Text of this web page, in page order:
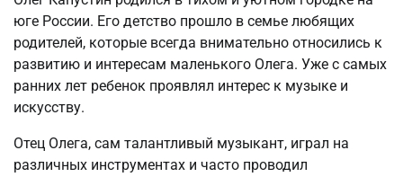
юге России. Его детство прошло в семье любящих
родителей, которые всегда внимательно относились к
развитию и интересам маленького Олега. Уже с самых
ранних лет ребенок проявлял интерес к музыке и
искусству.
Отец Олега, сам талантливый музыкант, играл на
различных инструментах и часто проводил